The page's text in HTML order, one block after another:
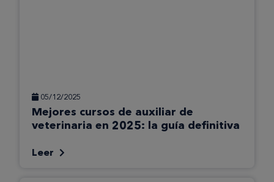
05/12/2025
Mejores cursos de auxiliar de
veterinaria en 2025: la guía definitiva
Leer